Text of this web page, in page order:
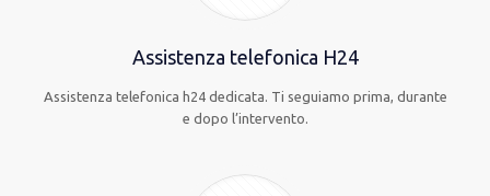
Assistenza telefonica H24
Assistenza telefonica h24 dedicata. Ti seguiamo prima, durante
e dopo l’intervento.